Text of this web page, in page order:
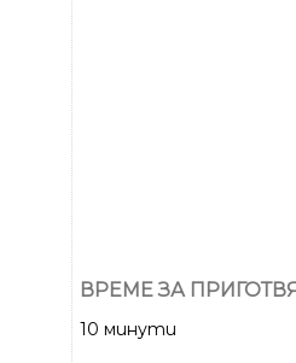
ВРЕМЕ ЗА
10 минути